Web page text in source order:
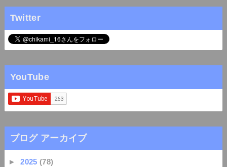
Twitter
YouTube
ブログ アーカイブ
►2025 (78)